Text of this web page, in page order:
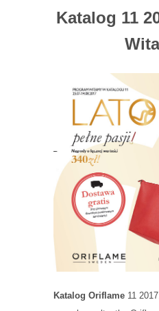
Katalog 11
Katalog Oriflame 11